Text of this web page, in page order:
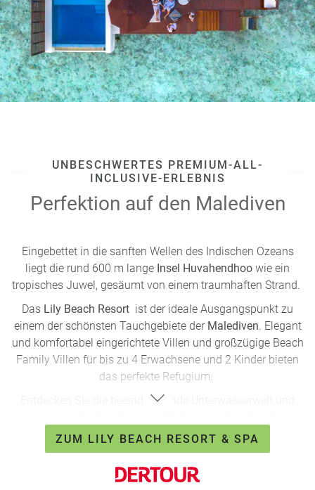
UNBESCHWERTES PREMIUM-ALL-
INCLUSIVE-ERLEBNIS
Perfektion auf den Malediven
Eingebettet in die sanften Wellen des Indischen Ozeans
liegt die rund 600 m lange Insel Huvahendhoo wie ein
tropisches Juwel, gesäumt von einem traumhaften Strand.
Das Lily Beach Resort ist der ideale Ausgangspunkt zu
einem der schönsten Tauchgebiete der Malediven. Elegant
und komfortabel eingerichtete Villen und großzügige Beach
Family Villen für bis zu 4 Erwachsene und 2 Kinder bieten
das perfekte Refugium.
Entdecken Sie die beeindruckende Unterwasserwelt und
Lily Beach Resort & Spa *****
7 Nächte in Beach Villa & All Inclusive
ZUM LILY BEACH RESORT & SPA